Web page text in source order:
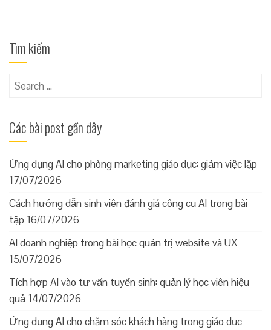
Tìm kiếm
Search
Các bài post gần đây
Ứng dụng AI cho phòng marketing giáo dục: giảm việc lặp
17/07/2026
Cách hướng dẫn sinh viên đánh giá công cụ AI trong bài
tập 16/07/2026
AI doanh nghiệp trong bài học quản trị website và UX
15/07/2026
Tích hợp AI vào tư vấn tuyển sinh: quản lý học viên hiệu
quả 14/07/2026
Ứng dụng AI cho chăm sóc khách hàng trong giáo dục